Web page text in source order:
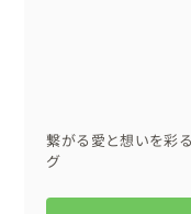
繋がる愛と想いを彩
グ